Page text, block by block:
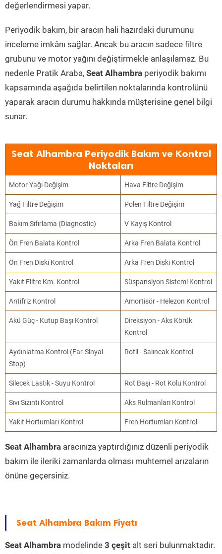
değerlendirmesi yapar.
Periyodik bakım, bir aracın hali hazırdaki durumunu
inceleme imkânı sağlar. Ancak bu aracın sadece filtre
grubunu ve motor yağını değiştirmekle anlaşılamaz. Bu
nedenle Pratik Araba, Seat Alhambra periyodik bakımı
kapsamında aşağıda belirtilen noktalarında kontrolünü
yaparak aracın durumu hakkında müşterisine genel bilgi
sunar.
Seat Alhambra Periyodik Bakım ve Kontrol
Noktaları
Motor Yağı Değişim Hava Filtre Değişim
Yağ Filtre Değişim Polen Filtre Değişim
Bakım Sıfırlama (Diagnostic) V Kayış Kontrol
Ön Fren Balata Kontrol Arka Fren Balata Kontrol
Ön Fren Diski Kontrol Arka Fren Diski Kontrol
Yakıt Filtre Km. Kontrol Süspansiyon Sistemi Kontrol
Antifriz Kontrol Amortisör - Helezon Kontrol
Akü Güç - Kutup Başı Kontrol
Direksiyon - Aks Körük
Kontrol
Aydınlatma Kontrol (Far-Sinyal-
Stop)
Rotil - Salıncak Kontrol
Silecek Lastik - Suyu Kontrol Rot Başı - Rot Kolu Kontrol
Sıvı Sızıntı Kontrol Aks Rulmanları Kontrol
Yakıt Hortumları Kontrol Fren Hortumları Kontrol
Seat Alhambra aracınıza yaptırdığınız düzenli periyodik
bakım ile ileriki zamanlarda olması muhtemel arızaların
önüne geçersiniz.
Seat Alhambra Bakım Fiyatı
Seat Alhambra modelinde 3 çeşit alt seri bulunmaktadır.